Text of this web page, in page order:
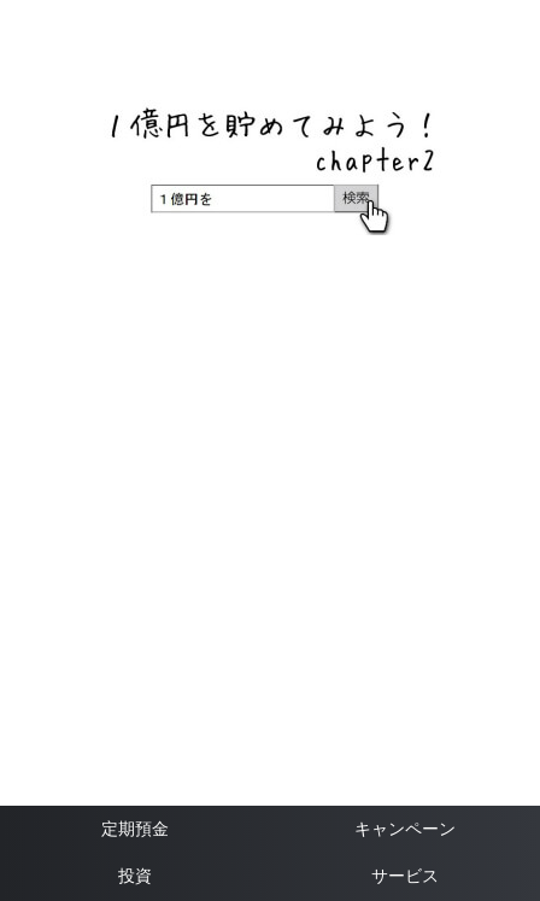
定期預金 キャンペーン
投資 サービス